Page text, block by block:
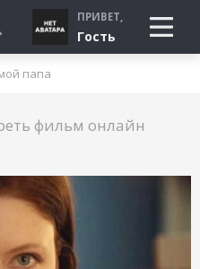
ПРИВЕТ,
Гость
папа
фильм онлайн